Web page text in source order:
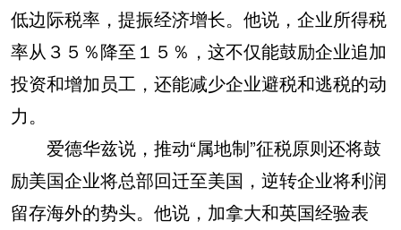
低边际税率，提振经济增长。他说，企业所得税
率从３５％降至１５％，这不仅能鼓励企业追加
投资和增加员工，还能减少企业避税和逃税的动
力。
爱德华兹说，推动“属地制”征税原则还将鼓
励美国企业将总部回迁至美国，逆转企业将利润
留存海外的势头。他说，加拿大和英国经验表